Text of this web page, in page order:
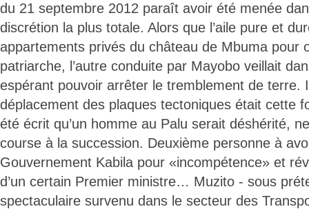
du 21 septembre 2012 paraît avoir été menée
discrétion la plus totale. Alors que l’aile pure et
appartements privés du château de Mbuma pour
patriarche, l’autre conduite par Mayobo veillait
espérant pouvoir arrêter le tremblement de terre.
déplacement des plaques tectoniques était cette
été écrit qu’un homme au Palu serait déshérité,
course à la succession. Deuxième personne à
Gouvernement Kabila pour «incompétence» et
d’un certain Premier ministre… Muzito - sous
spectaculaire survenu dans le secteur des